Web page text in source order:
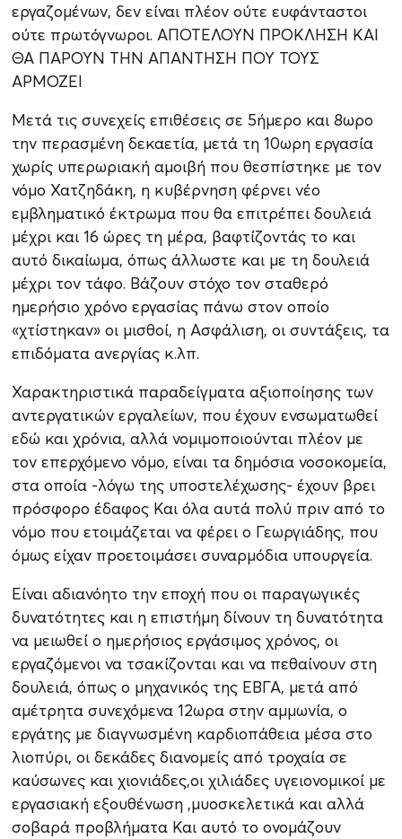
εργαζομένων, δεν είναι πλέον ούτε ευφάνταστοι
ούτε πρωτόγνωροι. ΑΠΟΤΕΛΟΥΝ ΠΡΟΚΛΗΣΗ ΚΑΙ
ΘΑ ΠΑΡΟΥΝ ΤΗΝ ΑΠΑΝΤΗΣΗ ΠΟΥ ΤΟΥΣ
ΑΡΜΟΖΕΙ
Μετά τις συνεχείς επιθέσεις σε 5ήμερο και 8ωρο
την περασμένη δεκαετία, μετά τη 10ωρη εργασία
χωρίς υπερωριακή αμοιβή που θεσπίστηκε με τον
νόμο Χατζηδάκη, η κυβέρνηση φέρνει νέο
εμβληματικό έκτρωμα που θα επιτρέπει δουλειά
μέχρι και 16 ώρες τη μέρα, βαφτίζοντάς το και
αυτό δικαίωμα, όπως άλλωστε και με τη δουλειά
μέχρι τον τάφο. Βάζουν στόχο τον σταθερό
ημερήσιο χρόνο εργασίας πάνω στον οποίο
«χτίστηκαν» οι μισθοί, η Ασφάλιση, οι συντάξεις, τα
επιδόματα ανεργίας κ.λπ.
Χαρακτηριστικά παραδείγματα αξιοποίησης των
αντεργατικών εργαλείων, που έχουν ενσωματωθεί
εδώ και χρόνια, αλλά νομιμοποιούνται πλέον με
τον επερχόμενο νόμο, είναι τα δημόσια νοσοκομεία,
στα οποία -λόγω της υποστελέχωσης- έχουν βρει
πρόσφορο έδαφος Και όλα αυτά πολύ πριν από το
νόμο που ετοιμάζεται να φέρει ο Γεωργιάδης, που
όμως είχαν προετοιμάσει συναρμόδια υπουργεία.
Είναι αδιανόητο την εποχή που οι παραγωγικές
δυνατότητες και η επιστήμη δίνουν τη δυνατότητα
να μειωθεί ο ημερήσιος εργάσιμος χρόνος, οι
εργαζόμενοι να τσακίζονται και να πεθαίνουν στη
δουλειά, όπως ο μηχανικός της ΕΒΓΑ, μετά από
αμέτρητα συνεχόμενα 12ωρα στην αμμωνία, ο
εργάτης με διαγνωσμένη καρδιοπάθεια μέσα στο
λιοπύρι, οι δεκάδες διανομείς από τροχαία σε
καύσωνες και χιονιάδες,οι χιλιάδες υγειονομικοί με
εργασιακή εξουθένωση ,μυοσκελετικά και αλλά
σοβαρά προβλήματα Και αυτό το ονομάζουν